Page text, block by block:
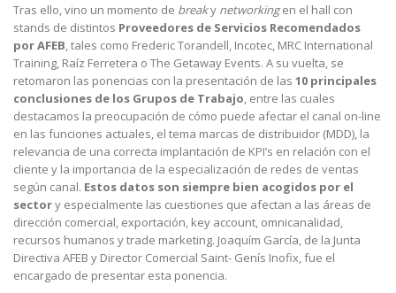
Tras ello, vino un momento de breaky networkingen el hall con
stands de distintos Proveedores de Servicios Recomendados
por AFEB, tales como Frederic Torandell, Incotec, MRC International
Training, Raíz Ferretera o The Getaway Events. A su vuelta, se
retomaron las ponencias con la presentación de las 10 principales
conclusiones de los Grupos de Trabajo, entre las cuales
destacamos la preocupación de cómo puede afectar el canal on-line
en las funciones actuales, el tema marcas de distribuidor (MDD), la
relevancia de una correcta implantación de KPI’s en relación con el
cliente y la importancia de la especialización de redes de ventas
según canal. Estos datos son siempre bien acogidos por el
sectory especialmente las cuestiones que afectan a las áreas de
dirección comercial, exportación, key account, omnicanalidad,
recursos humanos y trade marketing. Joaquím García, de la Junta
Directiva AFEB y Director Comercial Saint- Genís Inofix, fue el
encargado de presentar esta ponencia.